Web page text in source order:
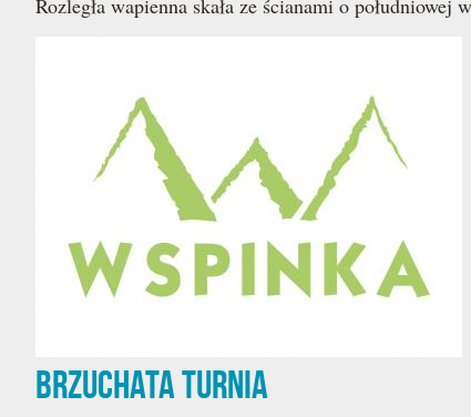
Rozległa wapienna skała ze ścianami o
Brzuchata Turnia